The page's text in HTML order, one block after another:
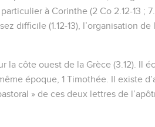
à Corinthe (2 Co 2.12-13 ;
difficile (1.12-13), l’organisation de
la côte ouest de la Grèce (3.12). Il
époque, 1 Timothée. Il existe
» de ces deux lettres de